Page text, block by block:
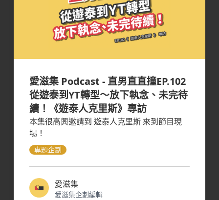
愛滋集 Podcast - 直男直直撞EP.102
從遊泰到YT轉型～放下執念、未完待
續！《遊泰人克里斯》專訪
本集很高興邀請到 遊泰人克里斯 來到節目現
場！
專題企劃
愛滋集
愛滋集企劃編輯